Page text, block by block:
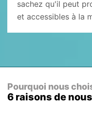
sachez qu'il peut
et accessibles à la
Pourquoi nous
6 raisons de